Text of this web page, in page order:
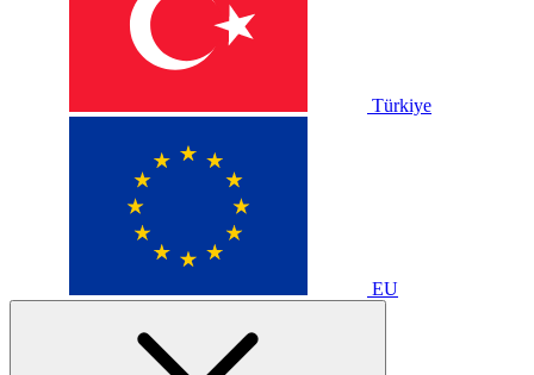
Türkiye
EU